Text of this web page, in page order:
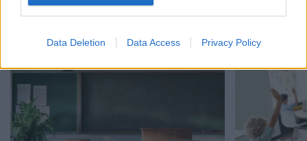
Data Deletion Data Access Privacy Policy
προσωρινή